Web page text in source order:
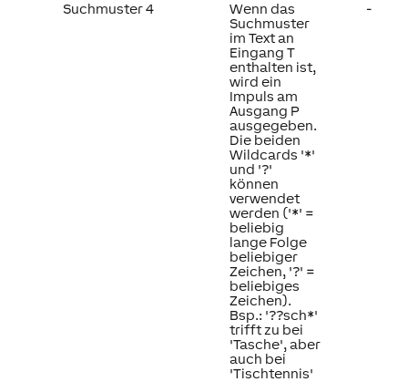
Suchmuster 4
Wenn das
Suchmuster
im Text an
Eingang T
enthalten ist,
wird ein
Impuls am
Ausgang P
ausgegeben.
Die beiden
Wildcards '*'
und '?'
können
verwendet
werden ('*' =
beliebig
lange Folge
beliebiger
Zeichen, '?' =
beliebiges
Zeichen).
Bsp.: '??sch*'
trifft zu bei
'Tasche', aber
auch bei
'Tischtennis'
-